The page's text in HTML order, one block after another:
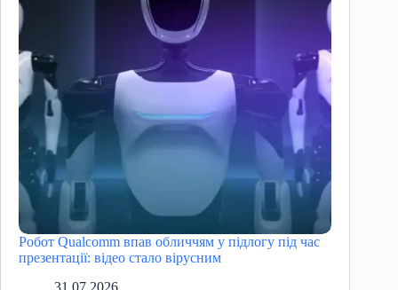
Робот Qualcomm впав обличчям у підлогу під час
презентації: відео стало вірусним
31.07.2026